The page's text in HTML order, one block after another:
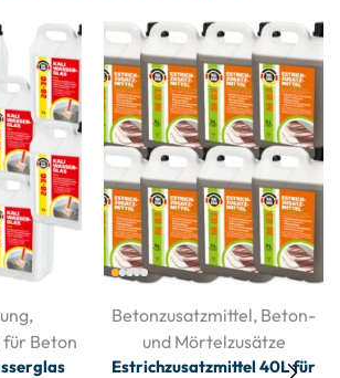
,
Beton
Betonzusatzmittel, Beton-
und Mörtelzusätze
Estrichzusatzmittel 40L für